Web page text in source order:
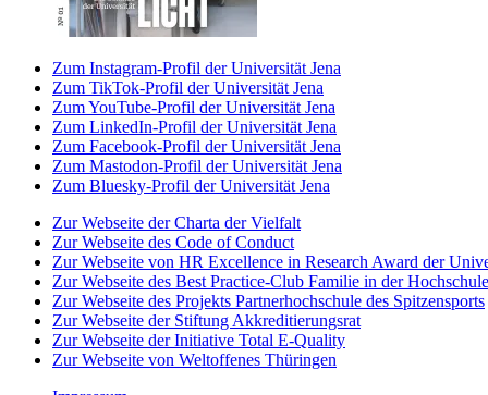
Zum Instagram-Profil der Universität Jena
Zum TikTok-Profil der Universität Jena
Zum YouTube-Profil der Universität Jena
Zum LinkedIn-Profil der Universität Jena
Zum Facebook-Profil der Universität Jena
Zum Mastodon-Profil der Universität Jena
Zum Bluesky-Profil der Universität Jena
Zur Webseite der Charta der Vielfalt
Zur Webseite des Code of Conduct
Zur Webseite von HR Excellence in Research Award der
Zur Webseite des Best Practice-Club Familie in der Hochschule
Zur Webseite des Projekts Partnerhochschule des Spitzensports
Zur Webseite der Stiftung Akkreditierungsrat
Zur Webseite der Initiative Total E-Quality
Zur Webseite von Weltoffenes Thüringen